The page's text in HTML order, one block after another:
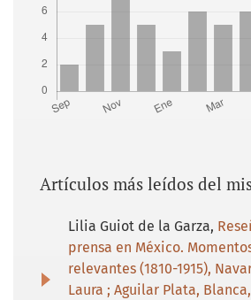
Artículos más leídos del
Lilia Guiot de la Garza,
prensa en México.
relevantes (1810-1915),
Laura ; Aguilar Plata,